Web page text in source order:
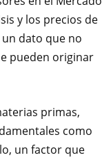
y los precios de
dato que no
pueden originar
primas,
como
un factor que